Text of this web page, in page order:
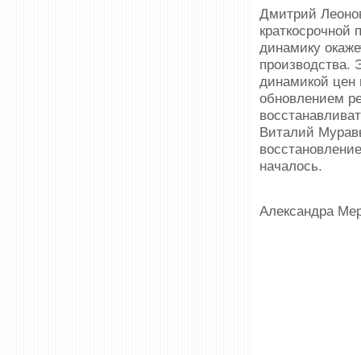
Дмитрий
краткосрочной
динамику
производства.
динамикой цен
обновлением
Виталий
началось.
Александра